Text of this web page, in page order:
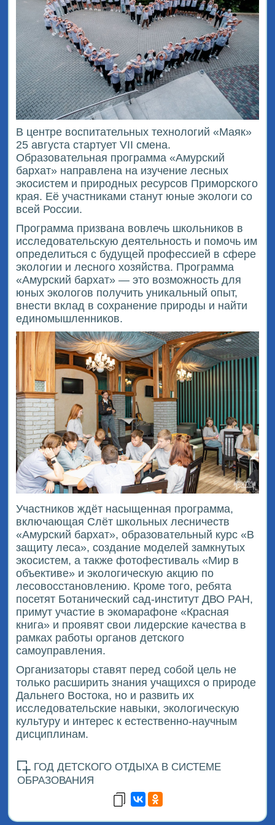
В центре воспитательных технологий «Маяк»
25 августа стартует VII смена.
Образовательная программа «Амурский
бархат» направлена на изучение лесных
экосистем и природных ресурсов Приморского
края. Её участниками станут юные экологи со
всей России.
Программа призвана вовлечь школьников в
исследовательскую деятельность и помочь им
определиться с будущей профессией в сфере
экологии и лесного хозяйства. Программа
«Амурский бархат» — это возможность для
юных экологов получить уникальный опыт,
внести вклад в сохранение природы и найти
единомышленников.
Участников ждёт насыщенная программа,
включающая Слёт школьных лесничеств
«Амурский бархат», образовательный курс «В
защиту леса», создание моделей замкнутых
экосистем, а также фотофестиваль «Мир в
объективе» и экологическую акцию по
лесовосстановлению. Кроме того, ребята
посетят Ботанический сад-институт ДВО РАН,
примут участие в экомарафоне «Красная
книга» и проявят свои лидерские качества в
рамках работы органов детского
самоуправления.
Организаторы ставят перед собой цель не
только расширить знания учащихся о природе
Дальнего Востока, но и развить их
исследовательские навыки, экологическую
культуру и интерес к естественно-научным
дисциплинам.
ГОД ДЕТСКОГО ОТДЫХА В СИСТЕМЕ
ОБРАЗОВАНИЯ